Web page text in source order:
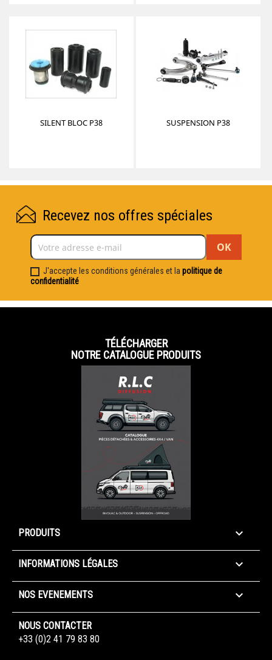
SILENT BLOC P38 SUSPENSION P38
Recevez nos offres spéciales
J'accepte les conditions générales et la politique de
confidentialité
TÉLÉCHARGER
NOTRE CATALOGUE PRODUITS
PRODUITS 
INFORMATIONS LÉGALES 
NOS EVENEMENTS 
NOUS CONTACTER
+33 (0)2 41 79 83 80